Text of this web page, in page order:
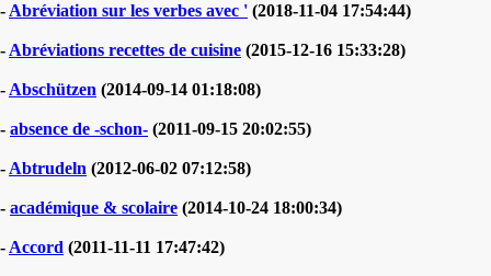
- Abréviation sur les verbes avec ' (2018-11-04 17:54:44)
- Abréviations recettes de cuisine (2015-12-16 15:33:28)
- Abschützen (2014-09-14 01:18:08)
- absence de -schon- (2011-09-15 20:02:55)
- Abtrudeln (2012-06-02 07:12:58)
- académique & scolaire (2014-10-24 18:00:34)
- Accord (2011-11-11 17:47:42)